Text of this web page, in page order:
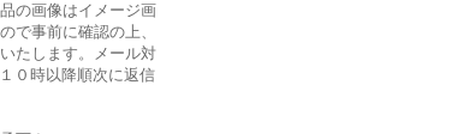
の画像はイメージ画
で事前に確認の上、
たします。メール対
０時以降順次に返信